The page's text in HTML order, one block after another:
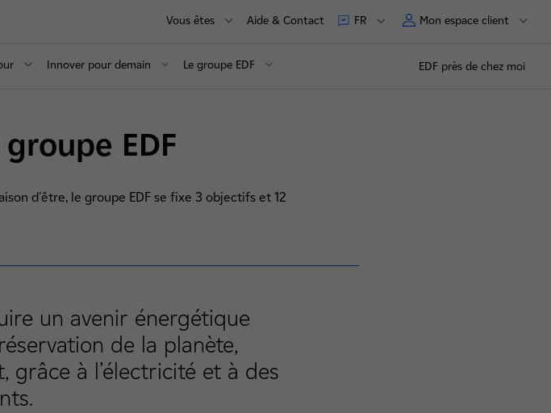
Vous êtes Aide & Contact FR Mon espace client
Innover pour demain Le groupe EDF EDF près de chez moi
EDF
d'être, le groupe EDF se fixe 3 objectifs et 12
un avenir énergétique
de la planète,
grâce à l’électricité et à des